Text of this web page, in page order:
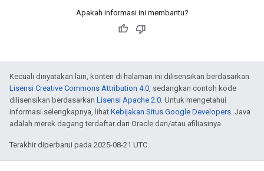
Apakah informasi ini membantu?
Kecuali dinyatakan lain, konten di halaman ini dilisensikan berdasarkan
Lisensi Creative Commons Attribution 4.0, sedangkan contoh kode
dilisensikan berdasarkan Lisensi Apache 2.0. Untuk mengetahui
informasi selengkapnya, lihat Kebijakan Situs Google Developers. Java
adalah merek dagang terdaftar dari Oracle dan/atau afiliasinya.
Terakhir diperbarui pada 2025-08-21 UTC.